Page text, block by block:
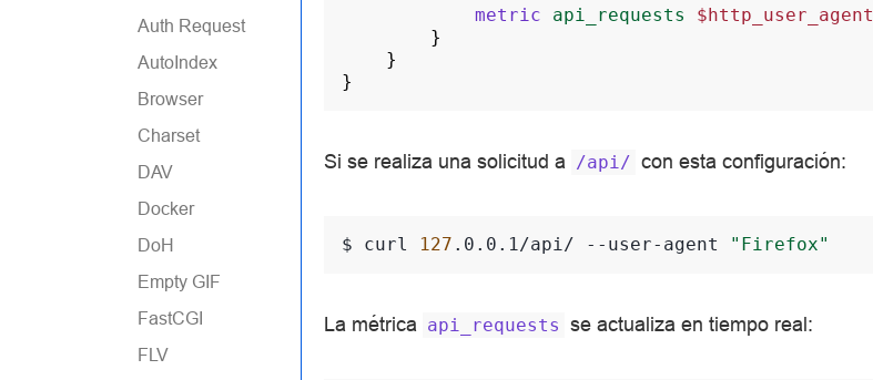
Auth Request
AutoIndex
Browser
Charset
DAV
Docker
DoH
Empty GIF
FastCGI
FLV
metric api_requests $http_user_agent
}
}
}
Si se realiza una solicitud a /api/ con esta configuración:
$ curl 127 .0.0.1/api/ --user-agent "Firefox"
La métrica api_requests se actualiza en tiempo real: